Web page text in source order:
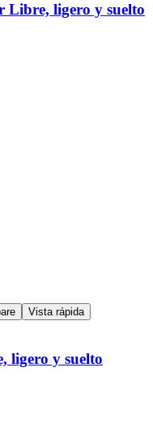
Libre, ligero y suelto
Vista rápida
ligero y suelto